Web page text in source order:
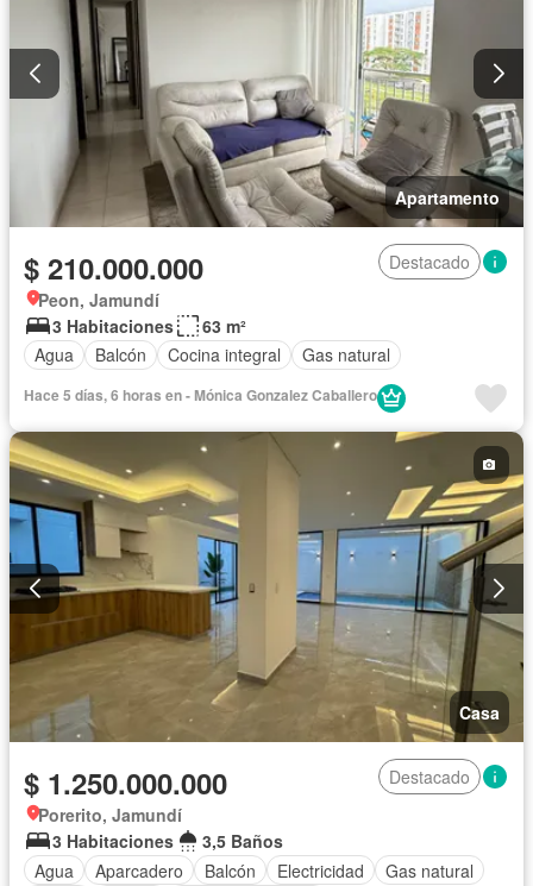
Apartamento
$ 210.000.000
Destacado
Peon, Jamundí
3 Habitaciones
63 m²
Agua
Balcón Cocina integral Gas natural
Hace 5 días, 6 horas en - Mónica Gonzalez Caballero
Casa
$ 1.250.000.000
Destacado
Porerito, Jamundí
3 Habitaciones
3,5 Baños
Agua
Aparcadero Balcón Electricidad
Gas natural